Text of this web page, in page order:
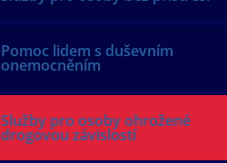
Pomoc lidem s duševním
onemocněním
Služby pro osoby ohrožené
drogovou závislostí